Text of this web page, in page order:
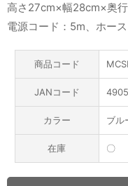
高さ27cm×幅28cm×奥
電源コード：5m、ホー
商品コード
JANコード
カラー ブル
在庫 〇